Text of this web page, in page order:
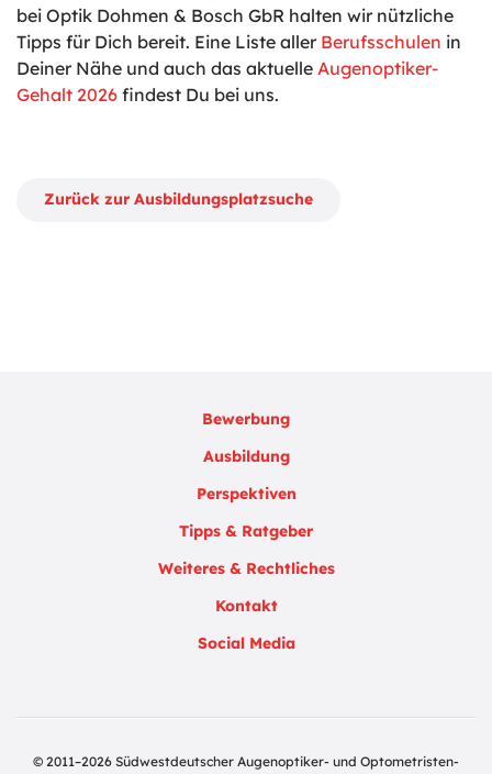
bei Optik Dohmen & Bosch GbR halten wir nützliche
Tipps für Dich bereit. Eine Liste aller Berufsschulen in
Deiner Nähe und auch das aktuelle Augenoptiker-
Gehalt 2026 findest Du bei uns.
Zurück zur Ausbildungsplatzsuche
Bewerbung
Ausbildung
Perspektiven
Tipps & Ratgeber
Weiteres & Rechtliches
Kontakt
Social Media
© 2011–2026 Südwestdeutscher Augenoptiker- und Optometristen-